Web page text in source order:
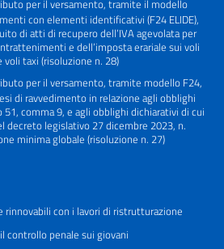
per il versamento, tramite il modello
con elementi identificativi (F24 ELIDE),
di atti di recupero dell’IVA agevolata per
e dell’imposta erariale sui voli
taxi (risoluzione n. 28)
per il versamento, tramite modello F24,
di ravvedimento in relazione agli obblighi
51, comma 9, e agli obblighi dichiarativi di cui
decreto legislativo 27 dicembre 2023, n.
minima globale (risoluzione n. 27)
rinnovabili con i lavori di ristrutturazione
controllo penale sui giovani